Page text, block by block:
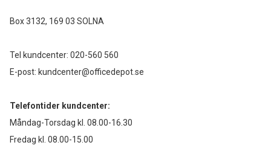
Box 3132, 169 03 SOLNA
Tel kundcenter: 020-560 560
E-post: kundcenter@officedepot.se
Telefontider kundcenter:
Måndag-Torsdag kl. 08.00-16.30
Fredag kl. 08.00-15.00